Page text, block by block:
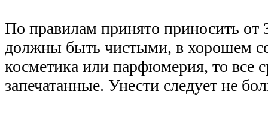
По правилам принято приносить
должны быть чистыми, в хорошем
косметика или парфюмерия, то все
запечатанные. Унести следует не